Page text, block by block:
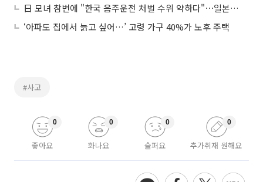
日 모녀 참변에 "한국 음주운전 처벌 수위 약하다"⋯일본은?
‘아파도 집에서 늙고 싶어…’ 고령 가구 40%가 노후 주택
#사고
좋아요
0
화나요
0
슬퍼요
0
추가취재 원해요
0